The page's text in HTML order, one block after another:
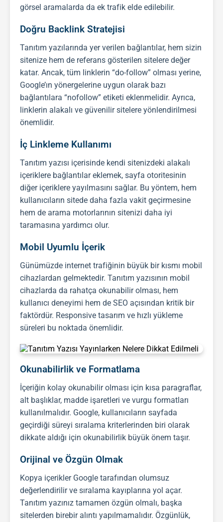
görsel aramalarda da ek trafik elde edilebilir.
Doğru Backlink Stratejisi
Tanıtım yazılarında yer verilen bağlantılar, hem sizin
sitenize hem de referans gösterilen sitelere değer
katar. Ancak, tüm linklerin “do-follow” olması yerine,
Google’ın yönergelerine uygun olarak bazı
bağlantılara “nofollow” etiketi eklenmelidir. Ayrıca,
linklerin alakalı ve güvenilir sitelere yönlendirilmesi
önemlidir.
İç Linkleme Kullanımı
Tanıtım yazısı içerisinde kendi sitenizdeki alakalı
içeriklere bağlantılar eklemek, sayfa otoritesinin
diğer içeriklere yayılmasını sağlar. Bu yöntem, hem
kullanıcıların sitede daha fazla vakit geçirmesine
hem de arama motorlarının sitenizi daha iyi
taramasına yardımcı olur.
Mobil Uyumlu İçerik
Günümüzde internet trafiğinin büyük bir kısmı mobil
cihazlardan gelmektedir. Tanıtım yazısının mobil
cihazlarda da rahatça okunabilir olması, hem
kullanıcı deneyimi hem de SEO açısından kritik bir
faktördür. Responsive tasarım ve hızlı yükleme
süreleri bu noktada önemlidir.
Okunabilirlik ve Formatlama
İçeriğin kolay okunabilir olması için kısa paragraflar,
alt başlıklar, madde işaretleri ve vurgu formatları
kullanılmalıdır. Google, kullanıcıların sayfada
geçirdiği süreyi sıralama kriterlerinden biri olarak
dikkate aldığı için okunabilirlik büyük önem taşır.
Orijinal ve Özgün Olmak
Kopya içerikler Google tarafından olumsuz
değerlendirilir ve sıralama kayıplarına yol açar.
Tanıtım yazınız tamamen özgün olmalı, başka
sitelerden birebir alıntı yapılmamalıdır. Özgünlük,